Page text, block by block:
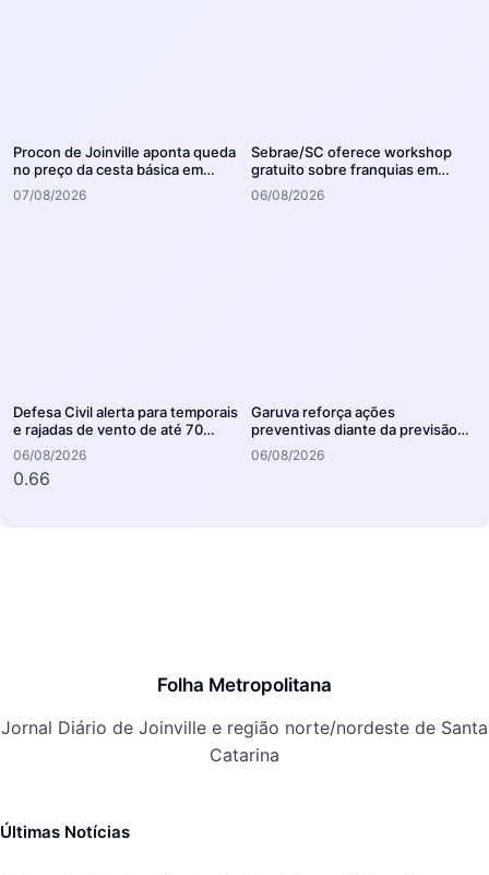
Procon de Joinville aponta queda
no preço da cesta básica em
agosto
07/08/2026
Sebrae/SC oferece workshop
gratuito sobre franquias em
Joinville
06/08/2026
Defesa Civil alerta para temporais
e rajadas de vento de até 70
km/h em Joinville
06/08/2026
Garuva reforça ações
preventivas diante da previsão
de atuação do El Niño
06/08/2026
Folha Metropolitana
Jornal Diário de Joinville e região norte/nordeste de Santa
Catarina
Últimas Notícias